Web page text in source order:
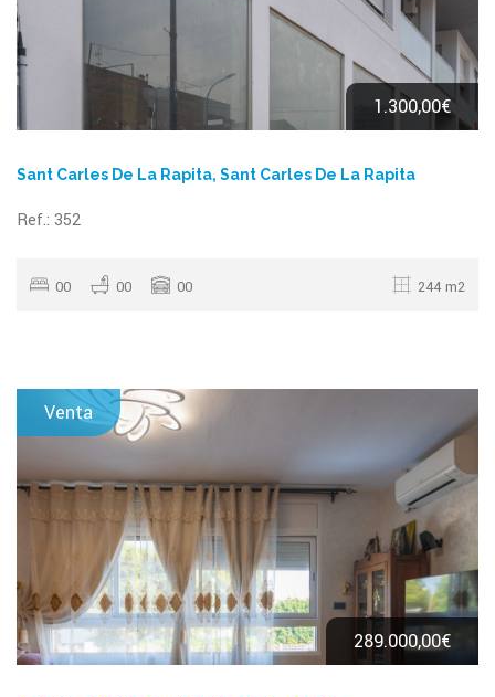
1.300,00€
Sant Carles De La Rapita, Sant Carles De La Rapita
Ref.: 352
00 00 00 244 m2
Venta
289.000,00€